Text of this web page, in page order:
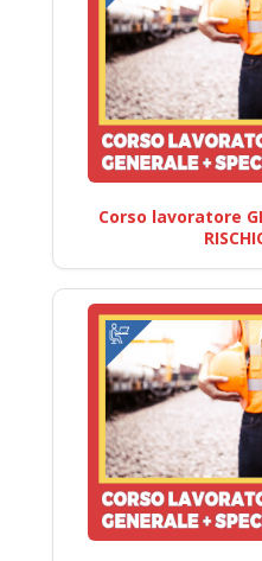
Corso lavoratore